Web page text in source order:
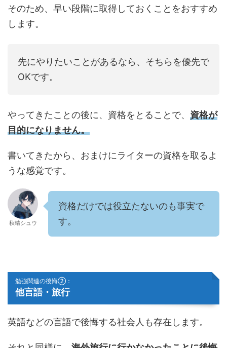
そのため、早い段階に取得しておくことをおすすめ
します。
先にやりたいことがあるなら、そちらを優先で
OKです。
やってきたことの後に、資格をとることで、 資格が
目的になりません。
書いてきたから、おまけにライターの資格を取るよ
うな感覚です。
秋晴シュウ
資格だけでは役立たないのも事実で
す。
勉強関連の後悔②：
他言語・旅行
英語などの言語で後悔する社会人も存在します。